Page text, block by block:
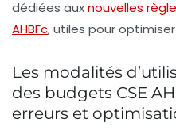
dédiées auxnouvelles
AHBFc, utiles pour
Les modalités
des budgets CSE
erreurs et